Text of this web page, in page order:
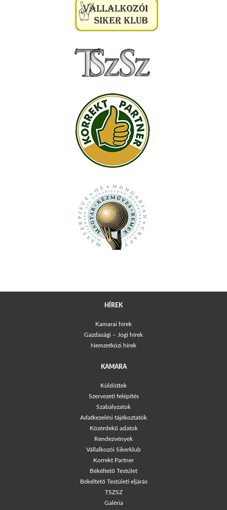
HÍREK
Kamarai hírek
Gazdasági – Jogi hírek
Nemzetközi hírek
KAMARA
Küldöttek
Szervezeti felépítés
Szabályzatok
Adatkezelési tájékoztatók
Közérdekű adatok
Rendezvények
Vállalkozói Sikerklub
Korrekt Partner
Békéltető Testület
Békéltető Testületi eljárás
TSZSZ
Galéria